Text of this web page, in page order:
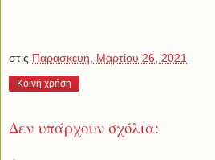
π. Θωμάς
στις Παρασκευή, Μαρτίου 26, 2021
Κοινή χρήση
Δεν υπάρχουν σχόλια: